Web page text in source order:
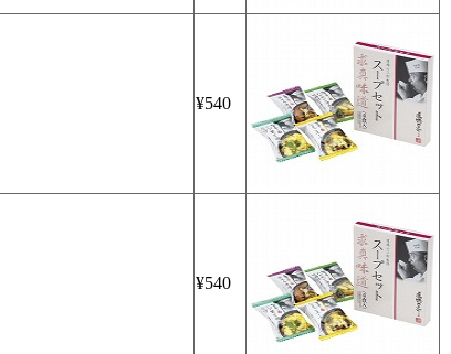
¥540
¥540